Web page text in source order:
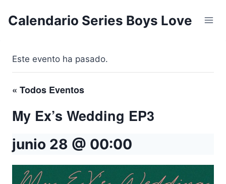
Calendario Series Boys Love
Este evento ha pasado.
« Todos Eventos
My Ex’s Wedding EP3
junio 28 @ 00:00